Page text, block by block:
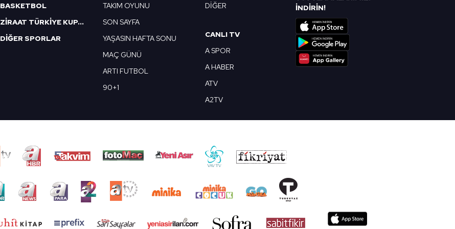
BASKETBOL
ZİRAAT TÜRKİYE KUPASI
DİĞER SPORLAR
TAKIM OYUNU
SON SAYFA
YAŞASIN HAFTA SONU
MAÇ GÜNÜ
ARTI FUTBOL
90+1
DİĞER
CANLI TV
A SPOR
A HABER
ATV
A2TV
İNDİRİN!